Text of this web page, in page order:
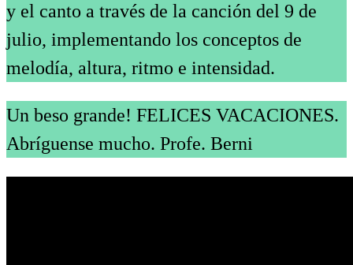
y el canto a través de la canción del 9 de
julio, implementando los conceptos de
melodía, altura, ritmo e intensidad.
Un beso grande! FELICES VACACIONES.
Abríguense mucho. Profe. Berni